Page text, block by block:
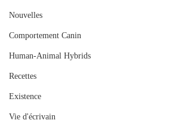
Nouvelles
Comportement Canin
Human-Animal Hybrids
Recettes
Existence
Vie d'écrivain